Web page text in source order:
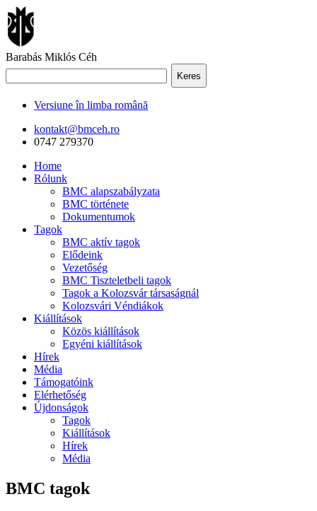
Barabás Miklós Céh
Keres
Versiune în limba română
kontakt@bmceh.ro
0747 279370
Home
Rólunk
BMC alapszabályzata
BMC története
Dokumentumok
Tagok
BMC aktív tagok
Elődeink
Vezetőség
BMC Tiszteletbeli tagok
Tagok a Kolozsvár társaságnál
Kolozsvári Véndiákok
Kiállítások
Közös kiállítások
Egyéni kiállítások
Hírek
Média
Támogatóink
Elérhetőség
Újdonságok
Tagok
Kiállítások
Hírek
Média
BMC tagok